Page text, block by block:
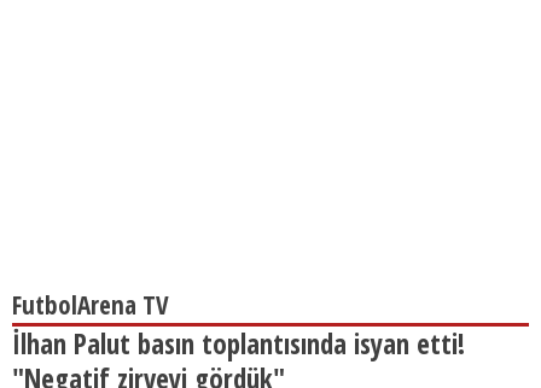
FutbolArena TV
İlhan Palut basın toplantısında isyan etti!
"Negatif zirveyi gördük"